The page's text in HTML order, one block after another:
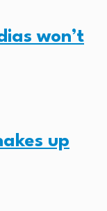
won’t
up